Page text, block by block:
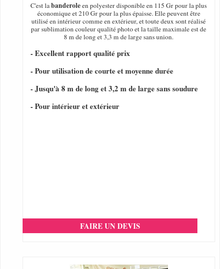
C'est labanderoleen polyester disponible en 115 Gr pour la plus
économique et 210 Gr pour la plus épaisse. Elle peuvent être
utilisé en intérieur comme en extérieur, et toute deux sont réalisé
par sublimation couleur qualité photo et la taille maximale est de
8 m de long et 3,3 m de large sans union.
- Excellent rapport qualité prix
- Pour utilisation de courte et moyenne durée
- Jusqu'à 8 m de long et 3,2 m de large sans soudure
- Pour intérieur et extérieur
FAIRE UN DEVIS